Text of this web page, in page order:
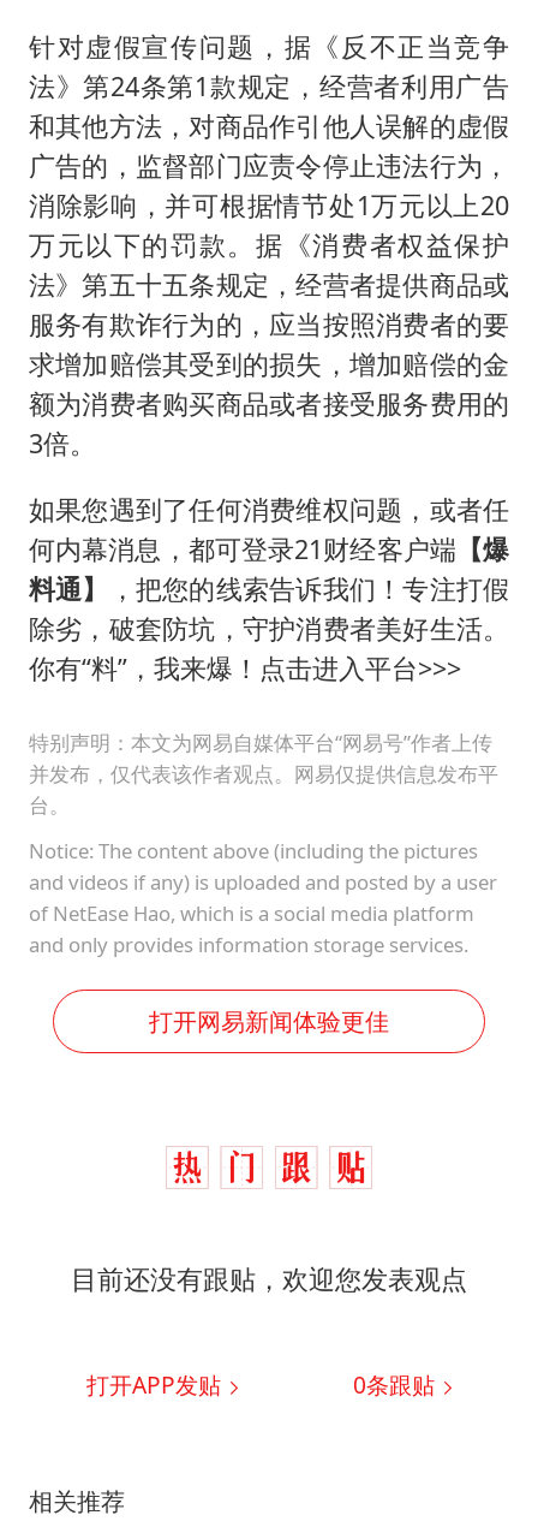
针对虚假宣传问题，据《反不正当竞争
法》第24条第1款规定，经营者利用广告
和其他方法，对商品作引他人误解的虚假
广告的，监督部门应责令停止违法行为，
消除影响，并可根据情节处1万元以上20
万元以下的罚款。据《消费者权益保护
法》第五十五条规定，经营者提供商品或
服务有欺诈行为的，应当按照消费者的要
求增加赔偿其受到的损失，增加赔偿的金
额为消费者购买商品或者接受服务费用的
3倍。
如果您遇到了任何消费维权问题，或者任
何内幕消息，都可登录21财经客户端 【爆
料通】
，把您的线索告诉我们！专注打假
除劣，破套防坑，守护消费者美好生活。
你有“料”，我来爆！点击进入平台>>>
特别声明：本文为网易自媒体平台“网易号”作者上传
并发布，仅代表该作者观点。网易仅提供信息发布平
台。
Notice: The content above (including the pictures
and videos if any) is uploaded and posted by a user
of NetEase Hao, which is a social media platform
and only provides information storage services.
打开网易新闻体验更佳
目前还没有跟贴，欢迎您发表观点
打开APP发贴 0条跟贴
相关推荐